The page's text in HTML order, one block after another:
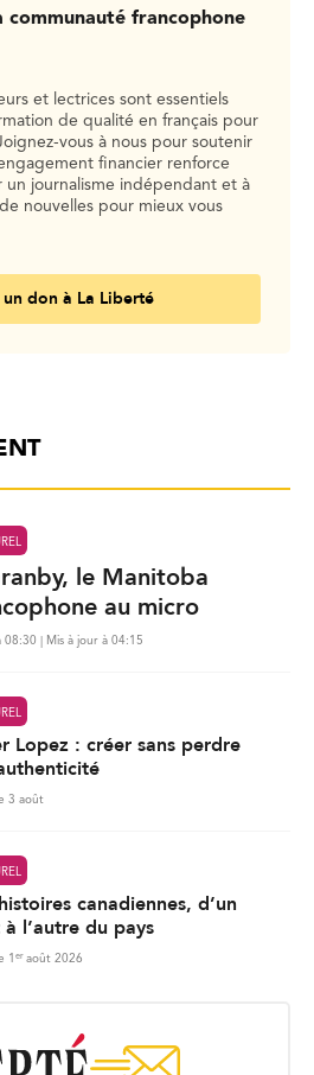
communauté francophone
et lectrices sont essentiels
de qualité en français pour
vous à nous pour soutenir
financier renforce
un journalisme indépendant et à
nouvelles pour mieux vous
don à La Liberté
le Manitoba
au micro
08:30 | Mis à jour à 04:15
Lopez : créer sans perdre
3 août
canadiennes, d’un
l’autre du pays
1 er août 2026